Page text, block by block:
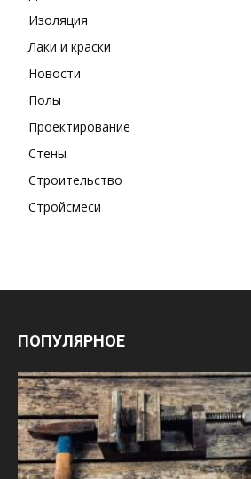
Изоляция
Лаки и краски
Новости
Полы
Проектирование
Стены
Строительство
Стройсмеси
ПОПУЛЯРНОЕ